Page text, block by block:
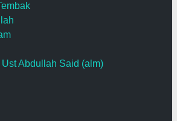
Abdullah Said (alm)